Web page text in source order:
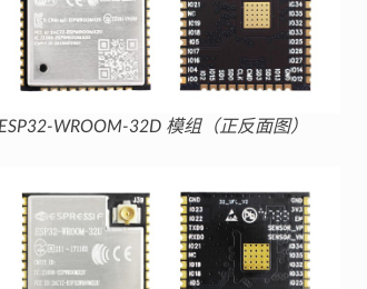
WROOM-32D 模组（正反面图）